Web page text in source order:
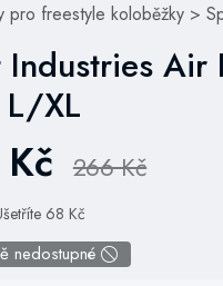
pro freestyle koloběžky >
Industries Air
L/XL
266 Kč
68 Kč
nedostupné